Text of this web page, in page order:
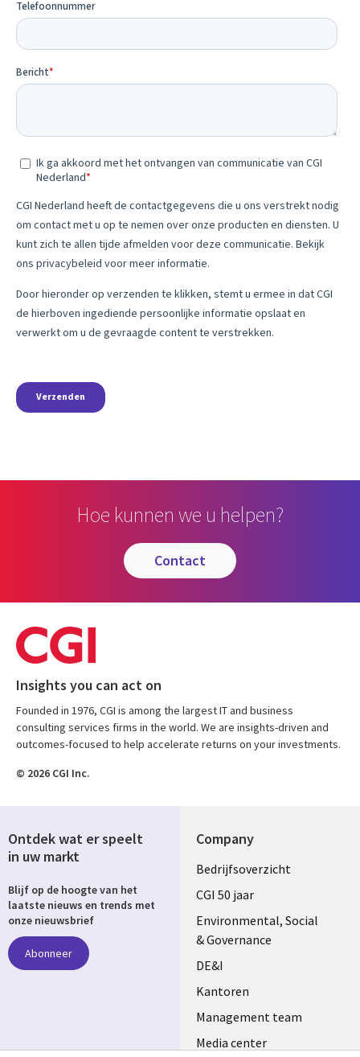
Hoe kunnen we u helpen?
contact
Insights you can act on
Founded in 1976, CGI is among the largest IT and business
consulting services firms in the world. We are insights-driven and
outcomes-focused to help accelerate returns on your investments.
© 2026 CGI Inc.
Company
Useful
links
NETHERLANDS
Bedrijfsoverzicht
CGI 50 jaar
Environmental, Social
& Governance
DE&I
Kantoren
Management team
Media center
Ontdek wat er speelt
in uw markt
Blijf op de hoogte van het
laatste nieuws en trends met
onze nieuwsbrief
Abonneer